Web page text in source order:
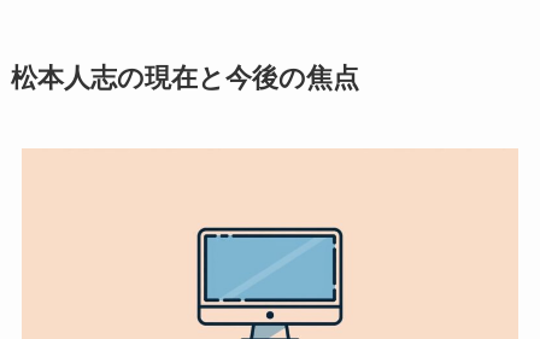
松本人志の現在と今後の焦点